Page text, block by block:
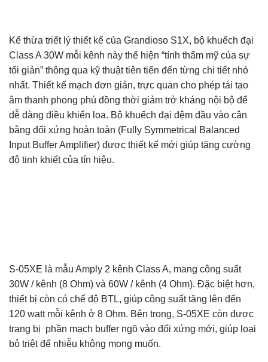
Kế thừa triết lý thiết kế của Grandioso S1X, bộ khuếch đại
Class A 30W mỗi kênh này thể hiện “tính thẩm mỹ của sự
tối giản” thông qua kỹ thuật tiên tiến đến từng chi tiết nhỏ
nhất. Thiết kế mạch đơn giản, trực quan cho phép tái tạo
âm thanh phong phú đồng thời giảm trở kháng nội bộ để
dễ dàng điều khiển loa. Bộ khuếch đại đệm đầu vào cân
bằng đối xứng hoàn toàn (Fully Symmetrical Balanced
Input Buffer Amplifier) ​​được thiết kế mới giúp tăng cường
độ tinh khiết của tín hiệu.
S-05XE là mẫu Amply 2 kênh Class A, mang công suất
30W / kênh (8 Ohm) và 60W / kênh (4 Ohm). Đặc biệt hơn,
thiết bị còn có chế độ BTL, giúp công suất tăng lên đến
120 watt mỗi kênh ở 8 Ohm. Bên trong, S-05XE còn được
trang bị phần mạch buffer ngõ vào đối xứng mới, giúp loại
bỏ triệt để nhiễu không mong muốn.